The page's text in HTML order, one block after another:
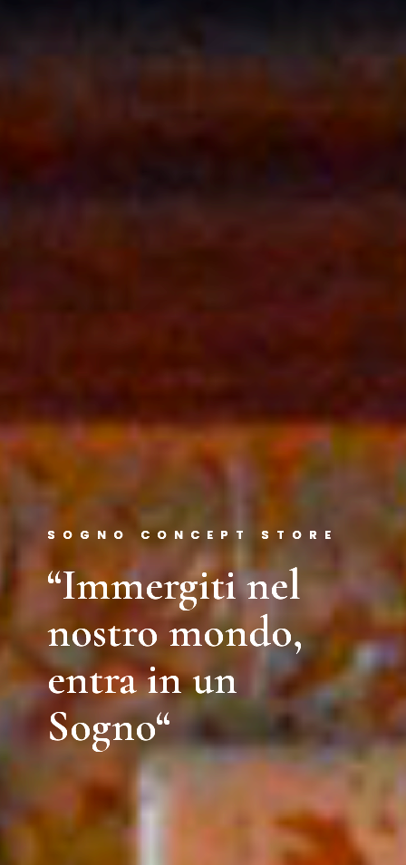
SOGNO CONCEPT STORE
“Immergiti nel
nostro mondo,
entra in un
Sogno“